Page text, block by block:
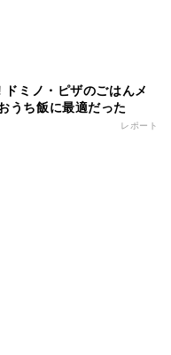
ドミノ・ピザのごはんメ
うち飯に最適だった
レポート